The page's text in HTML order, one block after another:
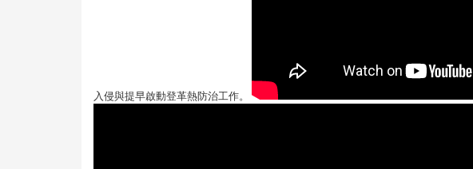
入侵與提早啟動登革熱防治工作。